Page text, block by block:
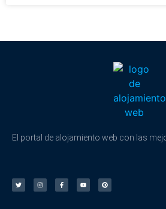
El portal de alojamiento web con las